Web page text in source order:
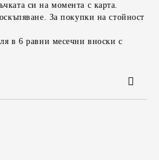
си на момента с карта.
За покупки на стойност
в 6 равни месечни вноски с